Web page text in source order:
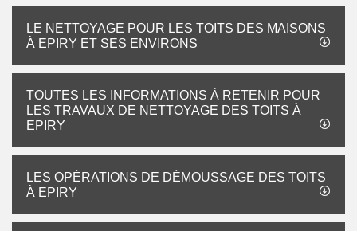
LE NETTOYAGE POUR LES TOITS DES MAISONS
À EPIRY ET SES ENVIRONS
TOUTES LES INFORMATIONS À RETENIR POUR
LES TRAVAUX DE NETTOYAGE DES TOITS À
EPIRY
LES OPÉRATIONS DE DÉMOUSSAGE DES TOITS
À EPIRY